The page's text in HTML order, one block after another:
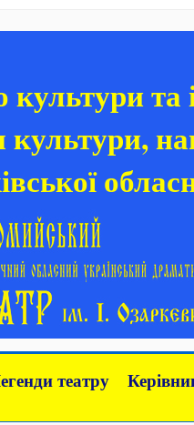
культури
театру